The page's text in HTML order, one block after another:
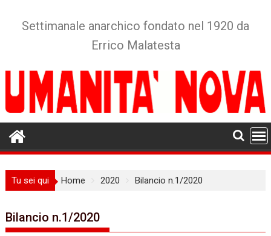
Settimanale anarchico fondato nel 1920 da
Errico Malatesta
Tu sei qui Home 2020 Bilancio n.1/2020
Bilancio n.1/2020